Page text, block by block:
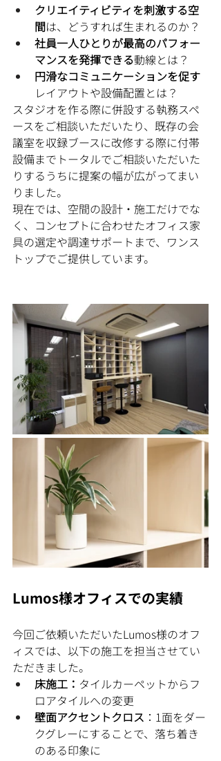
クリエイティビティを刺激する空
間は、どうすれば生まれるのか？
社員一人ひとりが最高のパフォー
マンスを発揮できる動線とは？
円滑なコミュニケーションを促す
レイアウトや設備配置とは？
スタジオを作る際に併設する執務スペ
ースをご相談いただいたり、既存の会
議室を収録ブースに改修する際に付帯
設備までトータルでご相談いただいた
りするうちに提案の幅が広がってまい
りました。
現在では、空間の設計・施工だけでな
く、コンセプトに合わせたオフィス家
具の選定や調達サポートまで、ワンス
トップでご提供しています。
Lumos様オフィスでの実績
今回ご依頼いただいたLumos様のオフ
ィスでは、以下の施工を担当させてい
ただきました。
床施工： タイルカーペットからフ
ロアタイルへの変更
壁面アクセントクロス ：1面をダー
クグレーにすることで、落ち着き
のある印象に